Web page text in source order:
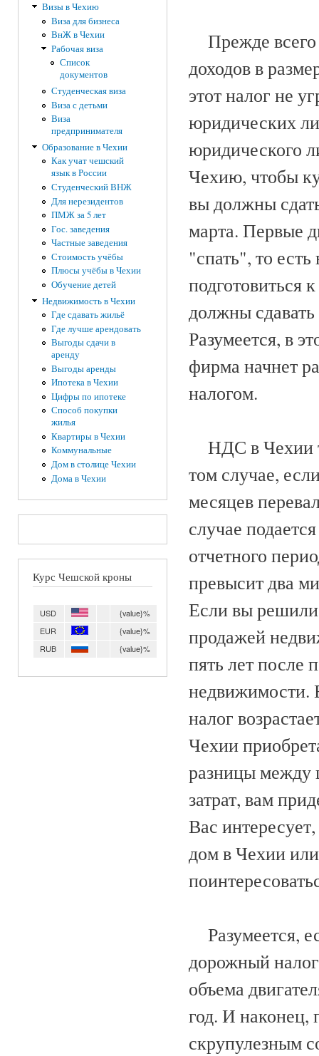
Визы в Чехию
Виза для бизнеса
ВнЖ в Чехии
Рабочая виза
Список
документов
Студенческая виза
Виза с детьми
Виза
предпринимателя
Образование в Чехии
Как учат чешский
язык в России
Студенческий ВНЖ
Для нерезидентов
ПМЖ за 5 лет
Гос. заведения
Частные заведения
Стоимость учёбы
Плюсы учёбы в Чехии
Обучение детей
Недвижимость в Чехии
Где сдавать жильё
Где лучше арендовать
Выгоды сдачи в
аренду
Выгоды аренды
Ипотека в Чехии
Цифры по ипотеке
Способ покупки
жилья
Квартиры в Чехии
Коммунальные
Дом в столице Чехии
Дома в Чехии
Курс Чешской кроны
USD
{value}%
EUR
{value}%
RUB
{value}%
Прежде всего
доходов в
этот налог не
юридических
юридического
Чехию, чтобы
вы должны
марта. Первые
"спать", то
подготовиться
должны
Разумеется, в
фирма начнет
налогом.
НДС в Чехии
том случае,
месяцев
случае
отчетного
превысит два
Если вы решили
продажей
пять лет после
недвижимости.
налог
Чехии
разницы между
затрат, вам
Вас
дом в Чехии
Разумеется,
дорожный
объема
год. И наконец,
скрупулезным